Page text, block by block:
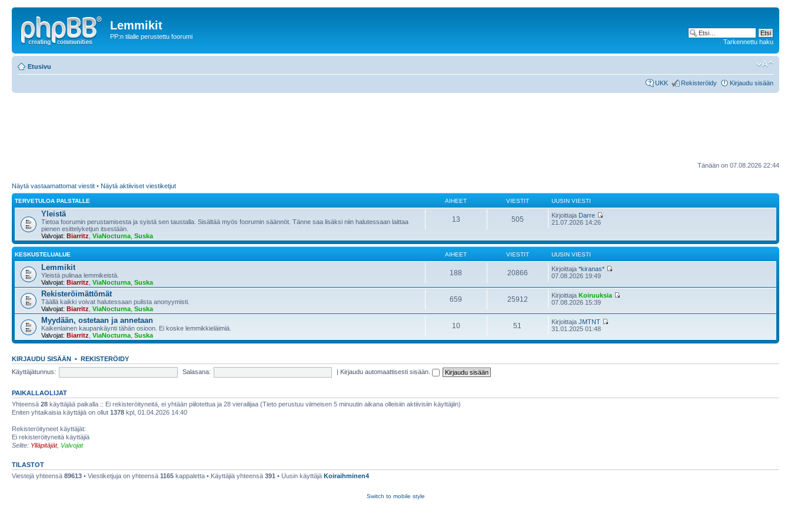
Lemmikit
PP:n tilalle perustettu foorumi
Tarkennettu haku
Etusivu
UKK Rekisteröidy Kirjaudu sisään
Tänään on 07.08.2026 22:44
Näytä vastaamattomat viestit • Näytä aktiiviset viestiketjut
TERVETULOA PALSTALLE AIHEET VIESTIT UUSIN VIESTI
Yleistä
Tietoa foorumin perustamisesta ja syistä sen taustalla. Sisältää myös foorumin säännöt. Tänne saa lisäksi niin halutessaan laittaa
pienen esittelyketjun itsestään.
Valvojat: Biarritz ViaNocturna Suska
13 505 Kirjoittaja Darre
21.07.2026 14:26
KESKUSTELUALUE AIHEET VIESTIT UUSIN VIESTI
Lemmikit
Yleistä pulinaa lemmikeistä.
Valvojat: Biarritz ViaNocturna Suska
188 20866 Kirjoittaja*kiranas*
07.08.2026 19:49
Rekisteröimättömät
Täällä kaikki voivat halutessaan pulista anonyymisti.
Valvojat: Biarritz ViaNocturna Suska
659 25912 KirjoittajaKoiruuksia
07.08.2026 15:39
Myydään, ostetaan ja annetaan
Kaikenlainen kaupankäynti tähän osioon. Ei koske lemmikkieläimiä.
Valvojat: Biarritz ViaNocturna Suska
10 51 KirjoittajaJMTNT
31.01.2025 01:48
KIRJAUDU SISÄÄN • REKISTERÖIDY
Käyttäjätunnus:
Salasana: | Kirjaudu automaattisesti sisään.
PAIKALLAOLIJAT
Yhteensä 28 käyttäjää paikalla :: Ei rekisteröityneitä, ei yhtään piilotettua ja 28 vierailijaa (Tieto perustuu viimeisen 5 minuutin aikana olleisiin aktiivisiin käyttäjiin)
Eniten yhtaikaisia käyttäjiä on ollut 1378 kpl, 01.04.2026 14:40
Rekisteröityneet käyttäjät:
Ei rekisteröityneitä käyttäjiä
Selite: Ylläpitäjät, Valvojat
TILASTOT
Viestejä yhteensä 89613 • Viestiketjuja on yhteensä 1165 kappaletta • Käyttäjiä yhteensä 391 • Uusin käyttäjä Koiraihminen4
Switch to mobile style